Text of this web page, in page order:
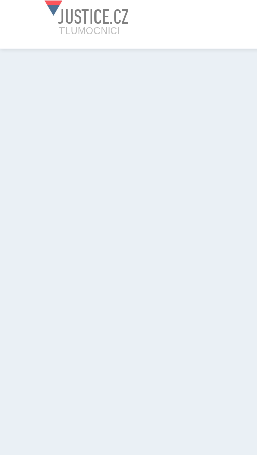
JUSTICE.CZ
TLUMOCNICI